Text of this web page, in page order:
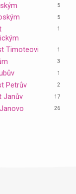
5
5
1
Timoteovi 1
3
1
Petrův 2
Janův 17
26